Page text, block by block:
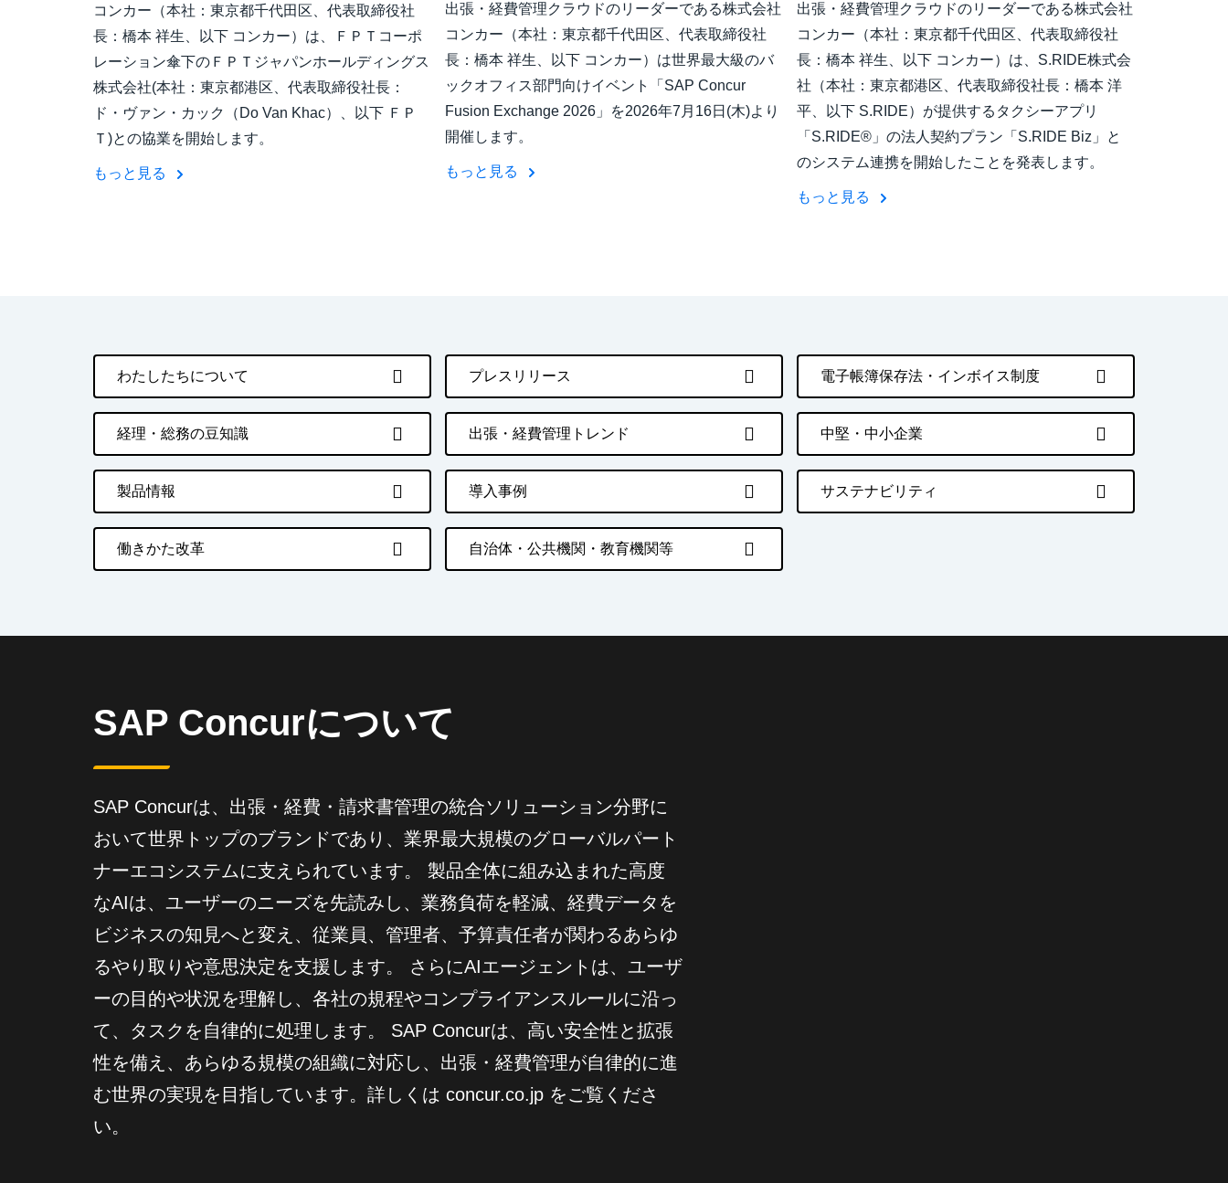
コンカー（本社：東京都千代田区、代表取締役社
長：橋本 祥生、以下 コンカー）は、ＦＰＴコーポ
レーション傘下のＦＰＴジャパンホールディングス
株式会社(本社：東京都港区、代表取締役社長：
ド・ヴァン・カック（Do Van Khac）、以下 ＦＰ
Ｔ)との協業を開始します。
もっと見る
出張・経費管理クラウドのリーダーである株式会社
コンカー（本社：東京都千代田区、代表取締役社
長：橋本 祥生、以下 コンカー）は世界最大級のバ
ックオフィス部門向けイベント「SAP Concur
Fusion Exchange 2026」を2026年7月16日(木)より
開催します。
もっと見る
出張・経費管理クラウドのリーダーである株式会社
コンカー（本社：東京都千代田区、代表取締役社
長：橋本 祥生、以下 コンカー）は、S.RIDE株式会
社（本社：東京都港区、代表取締役社長：橋本 洋
平、以下 S.RIDE）が提供するタクシーアプリ
「S.RIDE®」の法人契約プラン「S.RIDE Biz」と
のシステム連携を開始したことを発表します。
もっと見る
わたしたちについて プレスリリース 電子帳簿保存法・インボイス制度
経理・総務の豆知識 出張・経費管理トレンド 中堅・中小企業
製品情報 導入事例 サステナビリティ
働きかた改革 自治体・公共機関・教育機関等
SAP Concurについて
SAP Concurは、出張・経費・請求書管理の統合ソリューション分野に
おいて世界トップのブランドであり、業界最大規模のグローバルパート
ナーエコシステムに支えられています。 製品全体に組み込まれた高度
なAIは、ユーザーのニーズを先読みし、業務負荷を軽減、経費データを
ビジネスの知見へと変え、従業員、管理者、予算責任者が関わるあらゆ
るやり取りや意思決定を支援します。 さらにAIエージェントは、ユーザ
ーの目的や状況を理解し、各社の規程やコンプライアンスルールに沿っ
て、タスクを自律的に処理します。 SAP Concurは、高い安全性と拡張
性を備え、あらゆる規模の組織に対応し、出張・経費管理が自律的に進
む世界の実現を目指しています。詳しくは concur.co.jp をご覧くださ
い。